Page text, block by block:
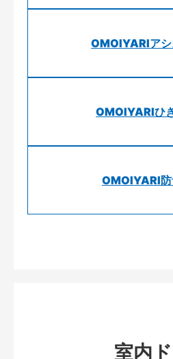
OMOIYARIア
OMOIYARIひ
OMOIYARI
室内